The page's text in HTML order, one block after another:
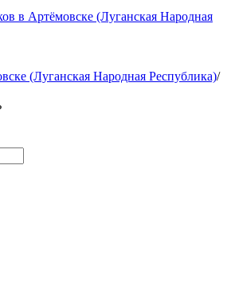
в Артёмовске (Луганская Народная
(Луганская Народная Республика)/